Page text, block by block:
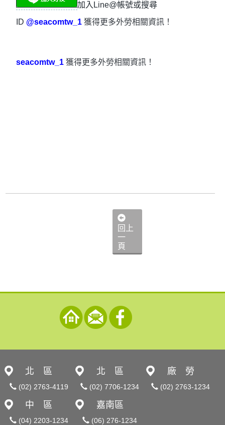
加入Line@帳號或搜尋
ID @seacomtw_1 獲得更多外勞相關資訊！
seacomtw_1 獲得更多外勞相關資訊！
回上
一
頁
北 區
(02) 2763-4119
北 區
(02) 7706-1234
廠 勞
(02) 2763-1234
中 區
(04) 2203-1234
嘉南區
(06) 276-1234